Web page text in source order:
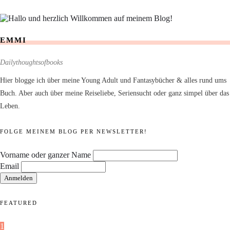
EMMI
Dailythoughtsofbooks
Hier blogge ich über meine Young Adult und Fantasybücher & alles rund ums
Buch. Aber auch über meine Reiseliebe, Seriensucht oder ganz simpel über das
Leben.
FOLGE MEINEM BLOG PER NEWSLETTER!
Vorname oder ganzer Name
Email
FEATURED
1